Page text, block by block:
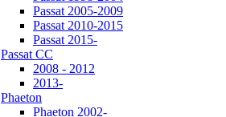
Passat 2005-2009
Passat 2010-2015
Passat 2015-
Passat CC
2008 - 2012
2013-
Phaeton
Phaeton 2002-